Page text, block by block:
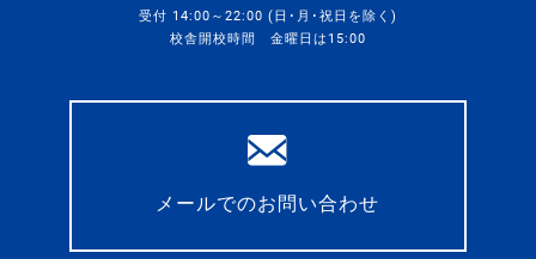
受付 14:00～22:00 (日･月･祝日を除く)
校舎開校時間 金曜日は15:00
メールでのお問い合わせ